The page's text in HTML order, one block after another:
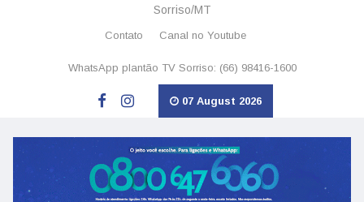
Sorriso/MT
Contato Canal no Youtube
WhatsApp plantão TV Sorriso: (66) 98416-1600
07 August 2026